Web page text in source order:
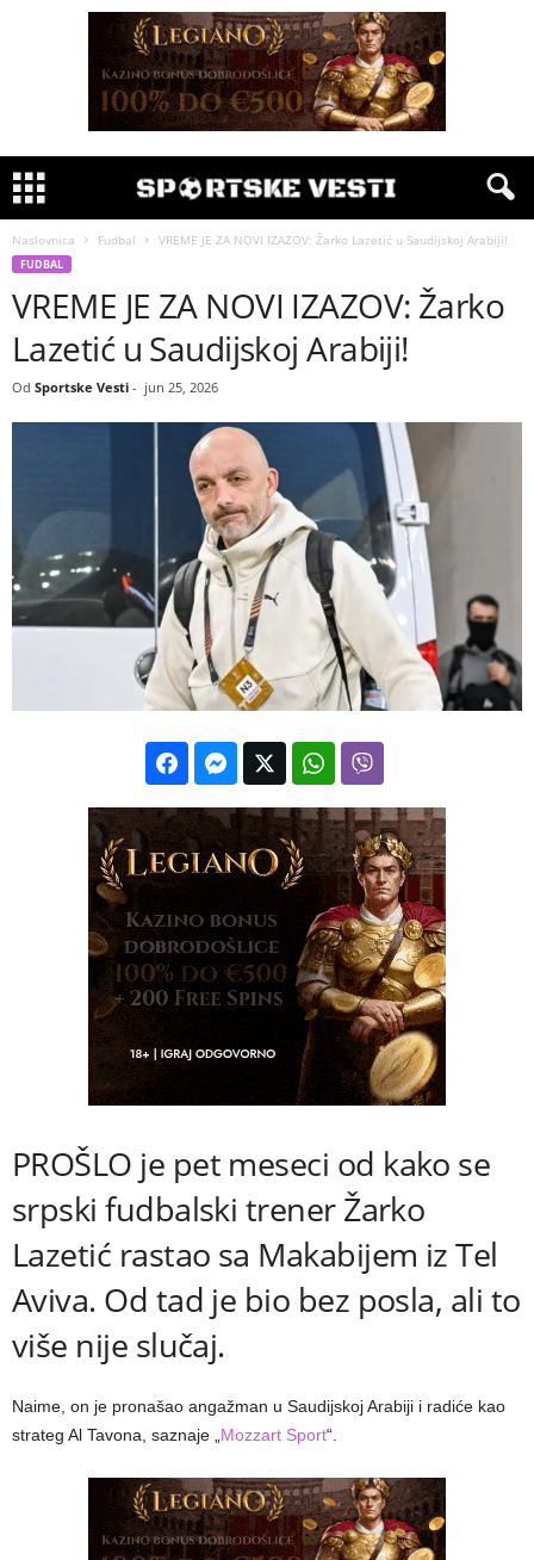
Naslovnica Fudbal VREME JE ZA NOVI IZAZOV: Žarko Lazetić u Saudijskoj Arabiji!
FUDBAL
VREME JE ZA NOVI IZAZOV: Žarko
Lazetić u Saudijskoj Arabiji!
Od Sportske Vesti - jun 25, 2026
PROŠLO je pet meseci od kako se
srpski fudbalski trener Žarko
Lazetić rastao sa Makabijem iz Tel
Aviva. Od tad je bio bez posla, ali to
više nije slučaj.
Naime, on je pronašao angažman u Saudijskoj Arabiji i radiće kao
strateg Al Tavona, saznaje „ Mozzart Sport“.